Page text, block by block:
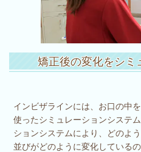
矯正後の変化をシミ
インビザラインには、お口の中
使ったシミュレーションシステ
ションシステムにより、どのよ
並びがどのように変化している